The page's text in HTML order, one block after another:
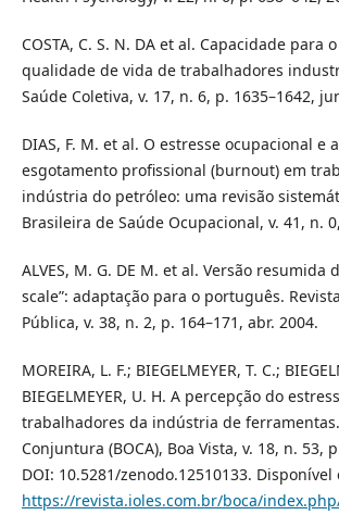
COSTA, C. S. N. DA et al. Capacidade para
qualidade de vida de trabalhadores
Saúde Coletiva, v. 17, n. 6, p. 1635–1642,
DIAS, F. M. et al. O estresse ocupacional e
esgotamento profissional (burnout) em
indústria do petróleo: uma revisão
Brasileira de Saúde Ocupacional, v. 41, n.
ALVES, M. G. DE M. et al. Versão resumida
scale”: adaptação para o português.
Pública, v. 38, n. 2, p. 164–171, abr. 2004.
MOREIRA, L. F.; BIEGELMEYER, T. C.;
BIEGELMEYER, U. H. A percepção do
trabalhadores da indústria de
Conjuntura (BOCA), Boa Vista, v. 18, n. 53,
DOI: 10.5281/zenodo.12510133. Disponível
https://revista.ioles.com.br/boca/